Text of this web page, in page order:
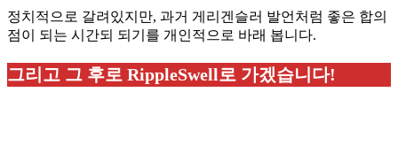
정치적으로 갈려있지만, 과거 게리겐슬러 발언처럼 좋은 합의
점이 되는 시간되 되기를 개인적으로 바래 봅니다.
그리고 그 후로 RippleSwell로 가겠습니다!